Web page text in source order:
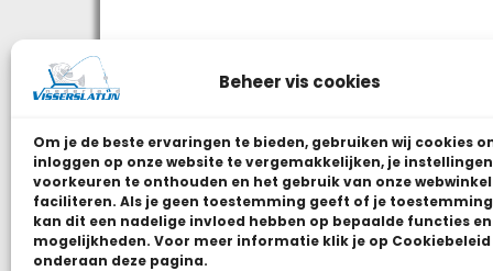
Beheer vis cookies
Om je de beste ervaringen te bieden, gebruiken wij cookies
inloggen op onze website te vergemakkelijken, je
voorkeuren te onthouden en het gebruik van onze
faciliteren. Als je geen toestemming geeft of je
kan dit een nadelige invloed hebben op bepaalde functies en
mogelijkheden. Voor meer informatie klik je op Cookiebeleid
onderaan deze pagina.